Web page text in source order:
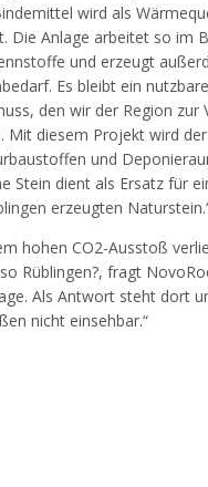
wird als
Die Anlage arbeitet so im
und erzeugt
Es bleibt ein
den wir der Region zur
Mit diesem Projekt wird
und
Stein dient als Ersatz für
erzeugten
hohen CO2-Ausstoß
Rüblingen?, fragt
Als Antwort steht dort
nicht einsehbar.“